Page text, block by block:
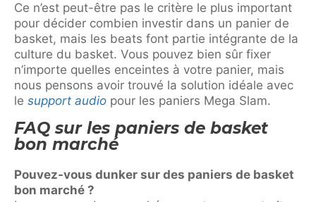
Ce n’est peut-être pas le critère le plus important
pour décider combien investir dans un panier de
basket, mais les beats font partie intégrante de la
culture du basket. Vous pouvez bien sûr fixer
n’importe quelles enceintes à votre panier, mais
nous pensons avoir trouvé la solution idéale avec
le support audio pour les paniers Mega Slam.
FAQ sur les paniers de basket
bon marché
Pouvez-vous dunker sur des paniers de basket
bon marché ?